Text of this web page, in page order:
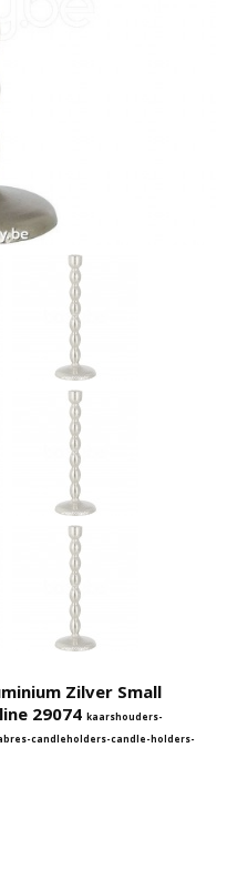
Zilver Small
29074 kaarshouders-
candleholders-candle-holders-